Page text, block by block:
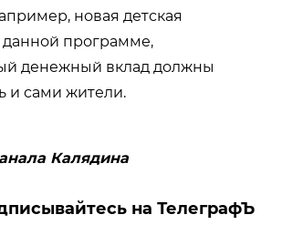
новая детская
программе,
денежный вклад должны
и сами жители.
Калядина
на ТелеграфЪ